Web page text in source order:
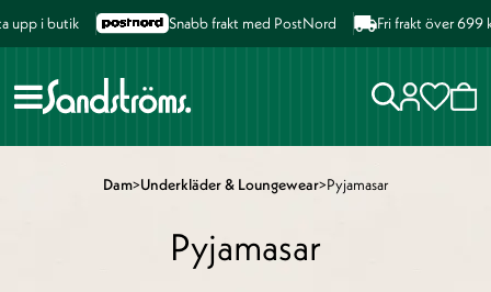
i butik Snabb frakt med PostNord Fri frakt över 699
Dam>Underkläder & Loungewear>Pyjamasar
Pyjamasar